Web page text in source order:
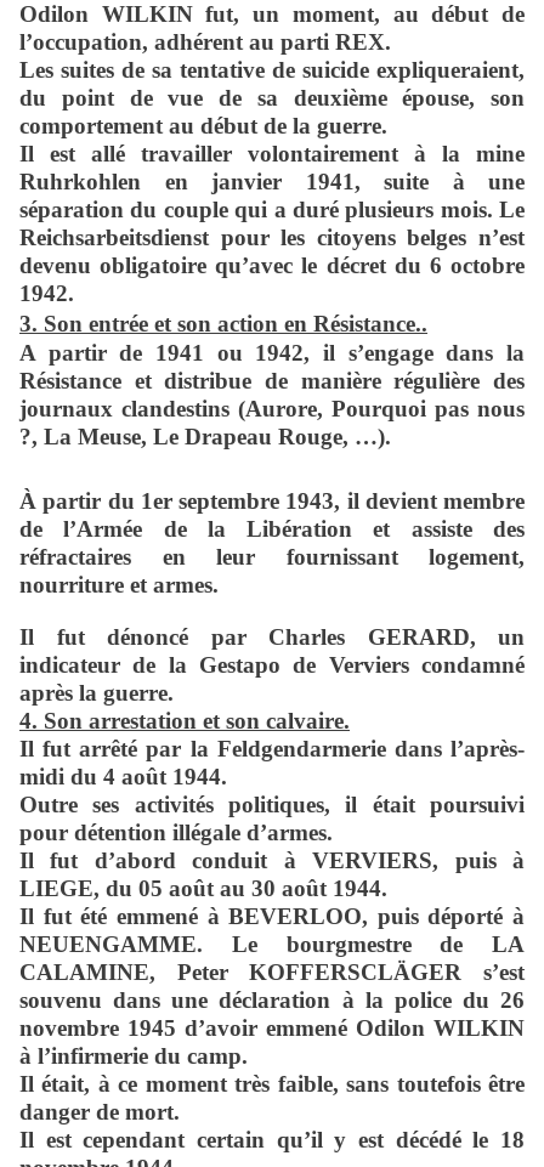
Odilon WILKIN fut, un moment, au début de
l’occupation, adhérent au parti REX.
Les suites de sa tentative de suicide expliqueraient,
du point de vue de sa deuxième épouse, son
comportement au début de la guerre.
Il est allé travailler volontairement à la mine
Ruhrkohlen en janvier 1941, suite à une
séparation du couple qui a duré plusieurs mois. Le
Reichsarbeitsdienst pour les citoyens belges n’est
devenu obligatoire qu’avec le décret du 6 octobre
1942.
3. Son entrée et son action en Résistance..
A partir de 1941 ou 1942, il s’engage dans la
Résistance et distribue de manière régulière des
journaux clandestins (Aurore, Pourquoi pas nous
?, La Meuse, Le Drapeau Rouge, …).
À partir du 1er septembre 1943, il devient membre
de l’Armée de la Libération et assiste des
réfractaires en leur fournissant logement,
nourriture et armes.
Il fut dénoncé par Charles GERARD, un
indicateur de la Gestapo de Verviers condamné
après la guerre.
4. Son arrestation et son calvaire.
Il fut arrêté par la Feldgendarmerie dans l’après-
midi du 4 août 1944.
Outre ses activités politiques, il était poursuivi
pour détention illégale d’armes.
Il fut d’abord conduit à VERVIERS, puis à
LIEGE, du 05 août au 30 août 1944.
Il fut été emmené à BEVERLOO, puis déporté à
NEUENGAMME. Le bourgmestre de LA
CALAMINE, Peter KOFFERSCLÄGER s’est
souvenu dans une déclaration à la police du 26
novembre 1945 d’avoir emmené Odilon WILKIN
à l’infirmerie du camp.
Il était, à ce moment très faible, sans toutefois être
danger de mort.
Il est cependant certain qu’il y est décédé le 18